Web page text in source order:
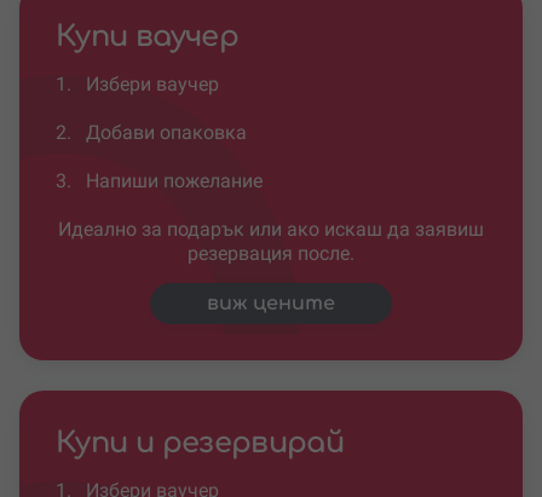
Купи ваучер
1. Избери ваучер
2. Добави опаковка
3. Напиши пожелание
Идеално за подарък или ако искаш да заявиш
резервация после.
виж цените
Купи и резервирай
1. Избери ваучер